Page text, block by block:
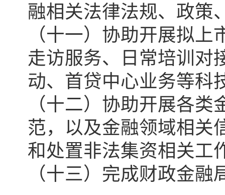
融相关法律法规、政策
（十一）协助开展拟
走访服务、日常培训对
动、首贷中心业务等科
（十二）协助开展各
范，以及金融领域相关
和处置非法集资相关工
（十三）完成财政金